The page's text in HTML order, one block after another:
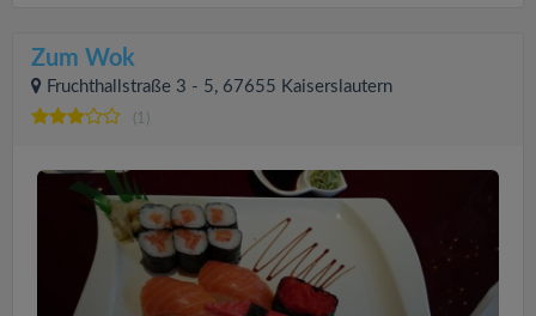
Zum Wok
Fruchthallstraße 3 - 5, 67655 Kaiserslautern
(1)